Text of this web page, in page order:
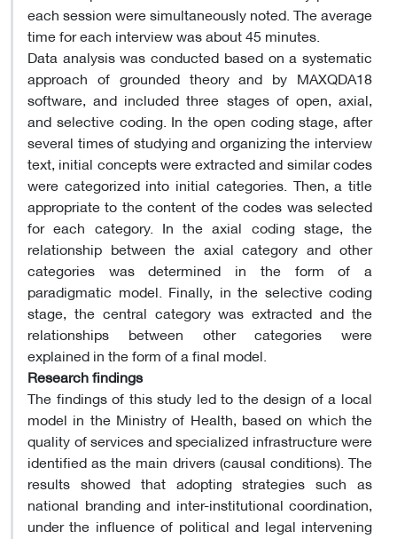
each session were simultaneously noted. The average
time for each interview was about 45 minutes.
Data analysis was conducted based on a systematic
approach of grounded theory and by MAXQDA18
software, and included three stages of open, axial,
and selective coding. In the open coding stage, after
several times of studying and organizing the interview
text, initial concepts were extracted and similar codes
were categorized into initial categories. Then, a title
appropriate to the content of the codes was selected
for each category. In the axial coding stage, the
relationship between the axial category and other
categories was determined in the form of a
paradigmatic model. Finally, in the selective coding
stage, the central category was extracted and the
relationships between other categories were
explained in the form of a final model.
Research findings
The findings of this study led to the design of a local
model in the Ministry of Health, based on which the
quality of services and specialized infrastructure were
identified as the main drivers (causal conditions). The
results showed that adopting strategies such as
national branding and inter-institutional coordination,
under the influence of political and legal intervening